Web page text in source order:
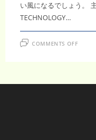
い風になるでしょう。
TECHNOLOGY…
COMMENTS OFFON
ド